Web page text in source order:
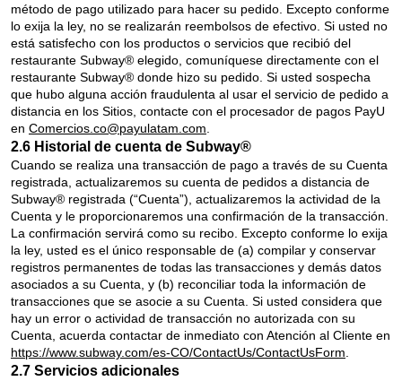
método de pago utilizado para hacer su pedido. Excepto conforme
lo exija la ley, no se realizarán reembolsos de efectivo. Si usted no
está satisfecho con los productos o servicios que recibió del
restaurante Subway® elegido, comuníquese directamente con el
restaurante Subway® donde hizo su pedido. Si usted sospecha
que hubo alguna acción fraudulenta al usar el servicio de pedido a
distancia en los Sitios, contacte con el procesador de pagos PayU
en Comercios.co@payulatam.com
2.6 Historial de cuenta de Subway®
Cuando se realiza una transacción de pago a través de su Cuenta
registrada, actualizaremos su cuenta de pedidos a distancia de
Subway® registrada (“Cuenta”), actualizaremos la actividad de la
Cuenta y le proporcionaremos una confirmación de la transacción.
La confirmación servirá como su recibo. Excepto conforme lo exija
la ley, usted es el único responsable de (a) compilar y conservar
registros permanentes de todas las transacciones y demás datos
asociados a su Cuenta, y (b) reconciliar toda la información de
transacciones que se asocie a su Cuenta. Si usted considera que
hay un error o actividad de transacción no autorizada con su
Cuenta, acuerda contactar de inmediato con Atención al Cliente en
https://www.subway.com/es-CO/ContactUs/ContactUsForm
2.7 Servicios adicionales